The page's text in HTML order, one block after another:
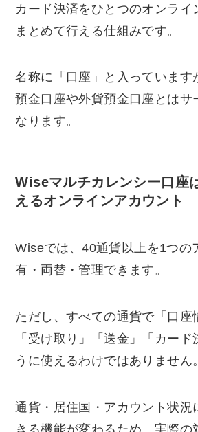
カード決済をひとつのオンライ
まとめて行える仕組みです。
名称に「口座」と入っています
預金口座や外貨預金口座とはサ
なります。
Wiseマルチカレンシー口座
えるオンラインアカウント
Wiseでは、40通貨以上を1つの
有・両替・管理できます。
ただし、すべての通貨で「口座
「受け取り」「送金」「カード
うに使えるわけではありません。
通貨・居住国・アカウント状況
きる機能が変わるため、実際の